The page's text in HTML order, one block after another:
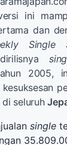
ini
dan
Single
2005,
di seluruh
single